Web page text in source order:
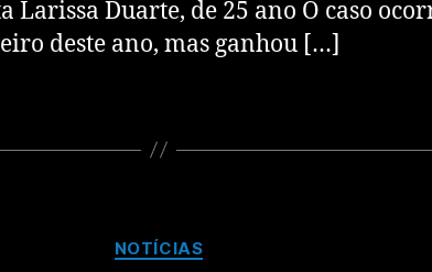
Larissa Duarte, de 25 ano O caso
deste ano, mas ganhou […]
NOTÍCIAS